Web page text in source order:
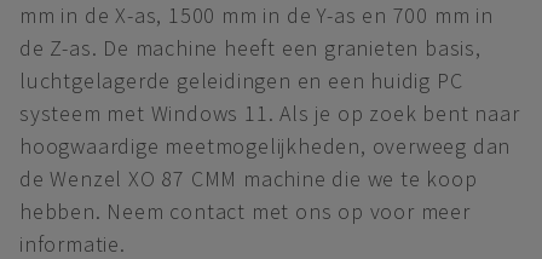
mm in de X-as, 1500 mm in de Y-as en 700 mm in
de Z-as. De machine heeft een granieten basis,
luchtgelagerde geleidingen en een huidig PC
systeem met Windows 11. Als je op zoek bent naar
hoogwaardige meetmogelijkheden, overweeg dan
de Wenzel XO 87 CMM machine die we te koop
hebben. Neem contact met ons op voor meer
informatie.